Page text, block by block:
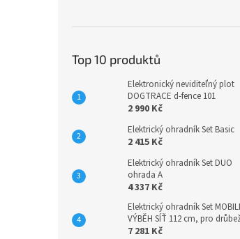
Top 10 produktů
Elektronický neviditeľný plot
DOGTRACE d-fence 101
2 990 Kč
Elektrický ohradník Set Basic
2 415 Kč
Elektrický ohradník Set DUO
ohrada A
4 337 Kč
Elektrický ohradník Set
VÝBĚH SÍŤ 112 cm, pro
7 281 Kč